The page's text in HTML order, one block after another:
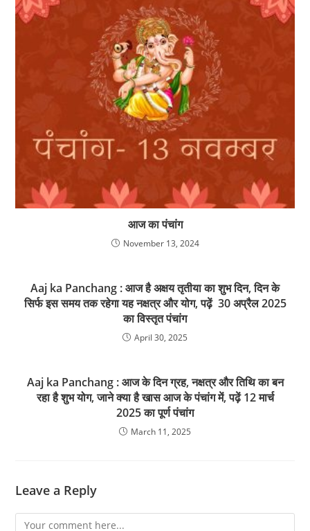
आज का पंचांग
November 13, 2024
Aaj ka Panchang : आज है अक्षय तृतीया का शुभ दिन, दिन के
सिर्फ इस समय तक रहेगा यह नक्षत्र और योग, पढ़ें 30 अप्रैल 2025
का विस्तृत पंचांग
April 30, 2025
Aaj ka Panchang : आज के दिन ग्रह, नक्षत्र और तिथि का बन
रहा है शुभ योग, जाने क्या है खास आज के पंचांग में, पढ़ें 12 मार्च
2025 का पूर्ण पंचांग
March 11, 2025
Leave a Reply